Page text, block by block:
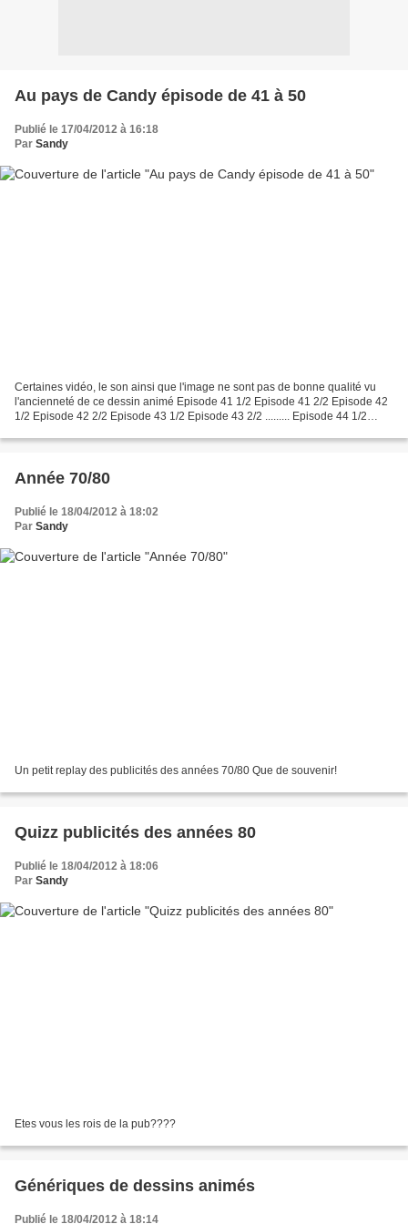
Au pays de Candy épisode de 41 à 50
Publié le 17/04/2012 à 16:18
Par Sandy
Certaines vidéo, le son ainsi que l'image ne sont pas de bonne qualité vu
l'ancienneté de ce dessin animé Episode 41 1/2 Episode 41 2/2 Episode 42
1/2 Episode 42 2/2 Episode 43 1/2 Episode 43 2/2 ......... Episode 44 1/2
Année 70/80
Publié le 18/04/2012 à 18:02
Par Sandy
Un petit replay des publicités des années 70/80 Que de souvenir!
Quizz publicités des années 80
Publié le 18/04/2012 à 18:06
Par Sandy
Etes vous les rois de la pub????
Génériques de dessins animés
Publié le 18/04/2012 à 18:14